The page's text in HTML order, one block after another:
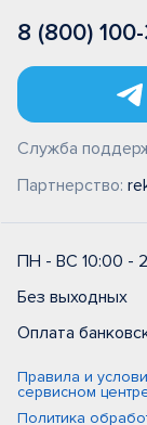
8 (800)
Служба
Партнерство:
ПН - ВС 10:00 -
Без выходных
Оплата
Правила и
сервисном
Политика